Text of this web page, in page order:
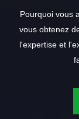
Pourquoi vous
vous obtenez
l'expertise et